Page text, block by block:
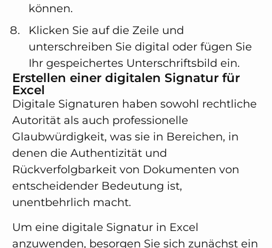
können.
Klicken Sie auf die Zeile und
unterschreiben Sie digital oder fügen Sie
Ihr gespeichertes Unterschriftsbild ein.
Erstellen einer digitalen Signatur für
Excel
Digitale Signaturen haben sowohl rechtliche
Autorität als auch professionelle
Glaubwürdigkeit, was sie in Bereichen, in
denen die Authentizität und
Rückverfolgbarkeit von Dokumenten von
entscheidender Bedeutung ist,
unentbehrlich macht.
Um eine digitale Signatur in Excel
anzuwenden, besorgen Sie sich zunächst ein